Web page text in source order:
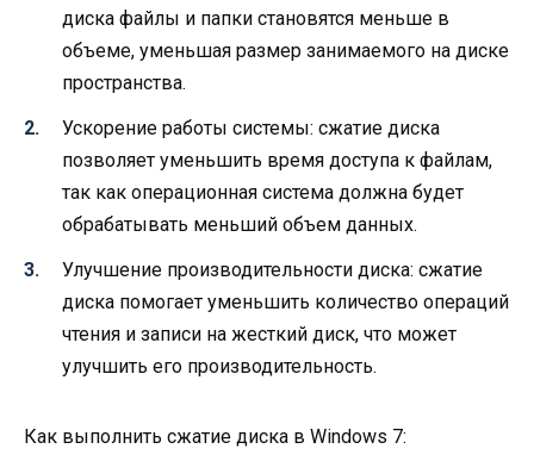
диска файлы и папки становятся меньше в
объеме, уменьшая размер занимаемого на диске
пространства.
Ускорение работы системы: сжатие диска
позволяет уменьшить время доступа к файлам,
так как операционная система должна будет
обрабатывать меньший объем данных.
Улучшение производительности диска: сжатие
диска помогает уменьшить количество операций
чтения и записи на жесткий диск, что может
улучшить его производительность.
Как выполнить сжатие диска в Windows 7: